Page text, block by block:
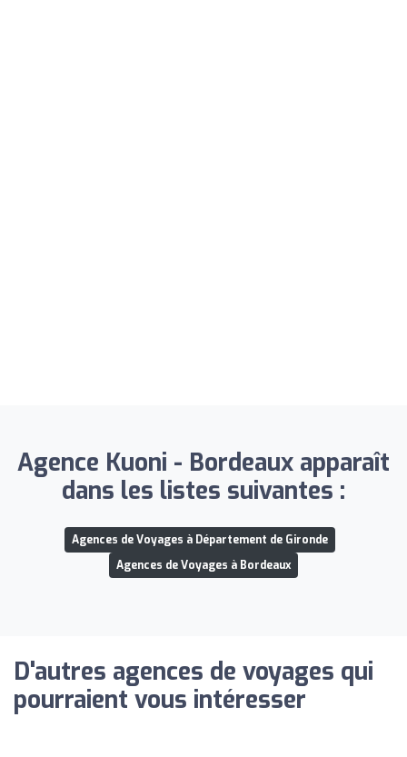
Agence Kuoni - Bordeaux apparaît
dans les listes suivantes :
Agences de Voyages à Département de Gironde
Agences de Voyages à Bordeaux
D'autres agences de voyages qui
pourraient vous intéresser